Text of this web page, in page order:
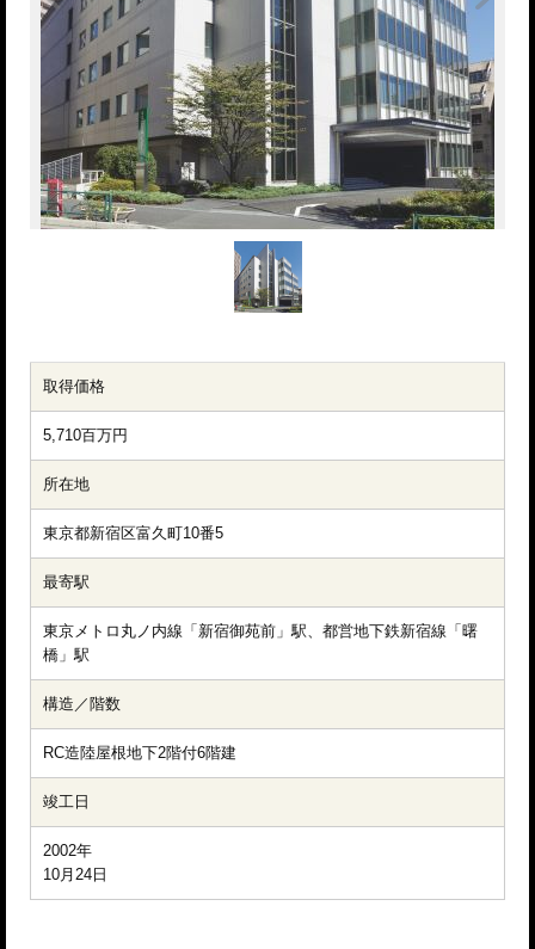
取得価格
5,710百万円
所在地
東京都新宿区富久町10番5
最寄駅
東京メトロ丸ノ内線「新宿御苑前」駅、都営地下鉄新宿線「曙
橋」駅
構造／階数
RC造陸屋根地下2階付6階建
竣工日
2002年
10月24日